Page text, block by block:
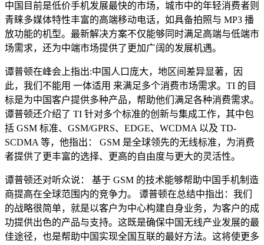
中国目前是低价手机发展最快的市场，城市中的年轻消费者则
青睐多媒体特性丰富的高端移动电话，如具备拍照与 MP3 播
放功能的机型。最新解决方案不仅能够同时满足高端与低端市
场需求，还为中端市场提供了更加广阔的发展机遇。
谭普顿在峰会上指出:中国人口庞大，地区间差异显著，因
此，我们不能用 一体适用 来满足多个消费市场需求。TI 的目
标是为中国客户提供多种产品，帮助他们满足各种消费需求。
谭普顿还介绍了 TI 针对多个标准的创新与集成工作，其中包
括 GSM 标准、GSM/GPRS、EDGE、WCDMA 以及 TD-
SCDMA 等，他指出： GSM 是全球领先的无线标准，为消费
者提供了更丰富的选择、更高的自由度与更大的灵活性。
谭普顿还对听众说： 基于 GSM 的技术能够帮助中国手机制造
商提高在全球范围内的竞争力。 谭普顿在总结中指出：我们
的战略很简单，就是以客户为中心构建自身业务，为客户的成
功提供出色的产品与支持。这既是确保中国无线产业发展的最
佳途径，也是帮助中国实现全国互联的最好方法。这将使更多